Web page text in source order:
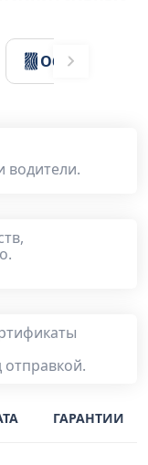
Обработка
водители.
ГАРАНТИИ